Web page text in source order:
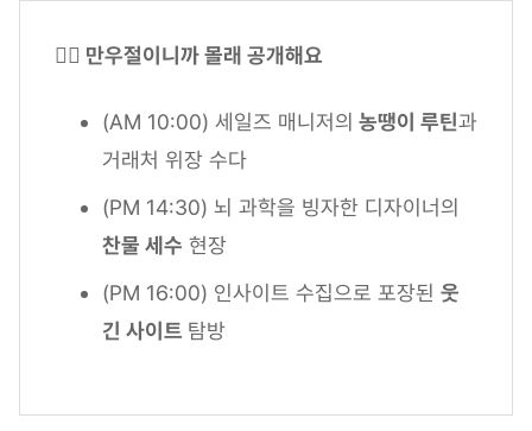
🕵️‍♂️ 만우절이니까 몰래 공개해요
(AM 10:00) 세일즈 매니저의 농땡이 루틴과
거래처 위장 수다
(PM 14:30) 뇌 과학을 빙자한 디자이너의
찬물 세수 현장
(PM 16:00) 인사이트 수집으로 포장된 웃
긴 사이트 탐방